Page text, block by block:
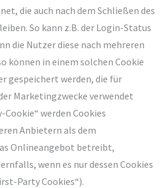
die auch nach dem Schließen des
So kann z.B. der Login-Status
die Nutzer diese nach mehreren
können in einem solchen Cookie
gespeichert werden, die für
Marketingzwecke verwendet
werden Cookies
Anbietern als dem
Onlineangebot betreibt,
wenn es nur dessen Cookies
Party Cookies“).